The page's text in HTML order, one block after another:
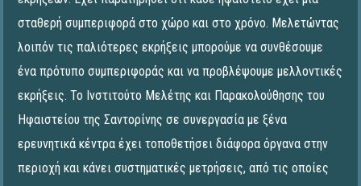
σταθερή συμπεριφορά στο χώρο και στο χρόνο. Μελετώντας
λοιπόν τις παλιότερες εκρήξεις μπορούμε να συνθέσουμε
ένα πρότυπο συμπεριφοράς και να προβλέψουμε μελλοντικές
εκρήξεις. Το Ινστιτούτο Μελέτης και Παρακολούθησης του
Ηφαιστείου της Σαντορίνης σε συνεργασία με ξένα
ερευνητικά κέντρα έχει τοποθετήσει διάφορα όργανα στην
περιοχή και κάνει συστηματικές μετρήσεις, από τις οποίες